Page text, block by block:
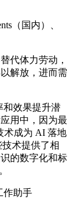
（国内）、
代体力劳动，
解放，进而需
和效果提升潜
用中，因为最
术成为 AI 落地
术提供了相
的数字化和标
作助手